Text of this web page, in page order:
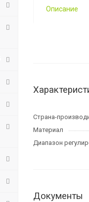
Описание
Страна-
Материал
Диапазон
Документы